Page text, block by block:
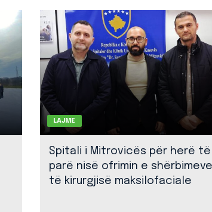
LAJME
Spitali i Mitrovicës për herë të
parë nisë ofrimin e shërbimeve
të kirurgjisë maksilofaciale